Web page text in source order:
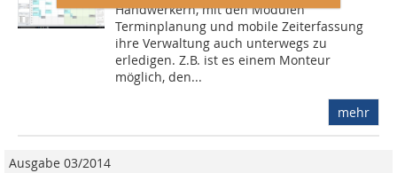
Handwerkern, mit den Modulen
Terminplanung und mobile Zeit­erfassung
ihre Verwaltung auch unterwegs zu
erledigen. Z.B. ist es einem Monteur
möglich, den...
mehr
Ausgabe 03/2014